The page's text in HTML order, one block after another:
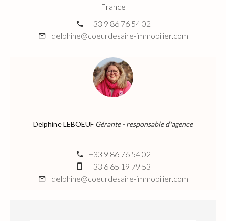
France
+33 9 86 76 54 02
delphine@coeurdesaire-immobilier.com
Delphine LEBOEUF Gérante - responsable d'agence
+33 9 86 76 54 02
+33 6 65 19 79 53
delphine@coeurdesaire-immobilier.com